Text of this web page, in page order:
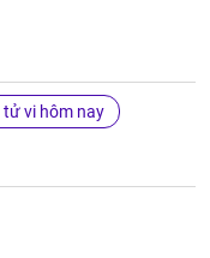
tử vi hôm nay